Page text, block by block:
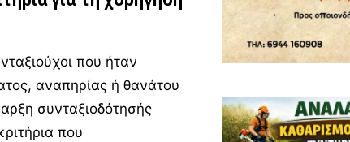
που ήταν
αναπηρίας ή θανάτου
συνταξιοδότησής
που